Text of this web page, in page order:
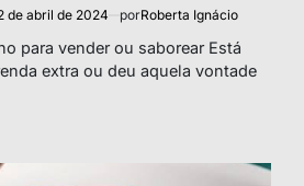
de abril de 2024 porRoberta Ignácio
para vender ou saborear Está
extra ou deu aquela vontade